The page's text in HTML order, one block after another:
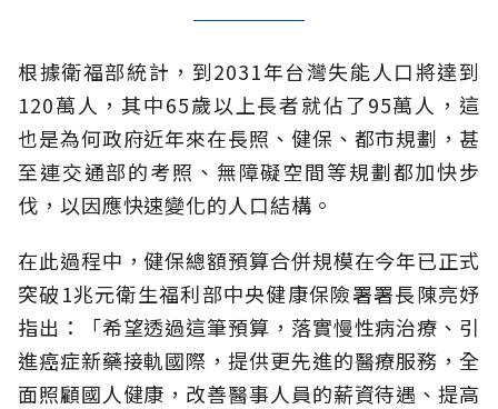
根據衛福部統計，到2031年台灣失能人口將達到
120萬人，其中65歲以上長者就佔了95萬人，這
也是為何政府近年來在長照、健保、都市規劃，甚
至連交通部的考照、無障礙空間等規劃都加快步
伐，以因應快速變化的人口結構。
在此過程中，健保總額預算合併規模在今年已正式
突破1兆元衛生福利部中央健康保險署署長陳亮妤
指出：「希望透過這筆預算，落實慢性病治療、引
進癌症新藥接軌國際，提供更先進的醫療服務，全
面照顧國人健康，改善醫事人員的薪資待遇、提高